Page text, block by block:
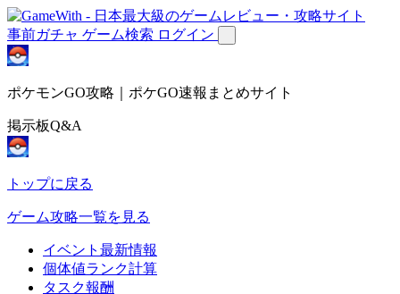
事前ガチャ ゲーム検索 ログイン
ポケモンGO攻略｜ポケGO速報まとめサイト
掲示板Q&A
トップに戻る
ゲーム攻略一覧を見る
イベント最新情報
個体値ランク計算
タスク報酬